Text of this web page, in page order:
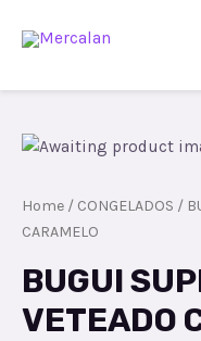
Home / CONGELADOS /
CARAMELO
BUGUI
VETEADO